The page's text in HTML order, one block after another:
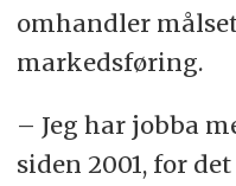
omhandler
markedsføring.
– Jeg har jobba
siden 2001, for